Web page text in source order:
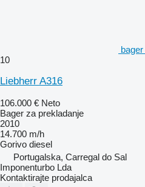
10
Liebherr A316
106.000 € Neto
Bager za prekladanje
2010
14.700 m/h
Gorivo diesel
Portugalska, Carregal do Sal
Imponenturbo Lda
Kontaktirajte prodajalca